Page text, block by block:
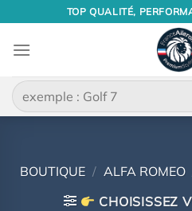
contenu
TOP QUALITÉ,
Recherche
pour :
BOUTIQUE / ALFA ROMEO
CHOISISSEZ